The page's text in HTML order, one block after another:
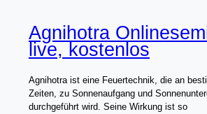
Agnihotra
live, kostenlos
Agnihotra ist eine Feuertechnik, die an
Zeiten, zu Sonnenaufgang und
durchgeführt wird. Seine Wirkung ist so